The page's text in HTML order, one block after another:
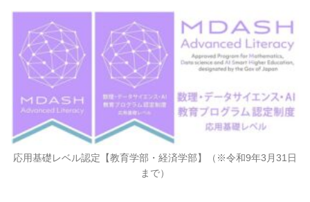
応用基礎レベル認定【教育学部・経済学部】（※令和9年3月31日
まで）